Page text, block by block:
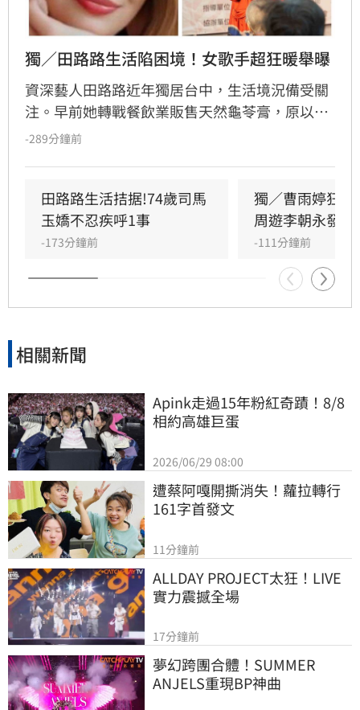
獨／田路路生活陷困境！女歌手超狂暖舉曝
資深藝人田路路近年獨居台中，生活境況備受關
注。早前她轉戰餐飲業販售天然龜苓膏，原以為
事業漸入佳境，卻因身體狀況欠佳及腳傷復發，
優先處理私人事務並調養身體。長期相挺的歌手
乾妹奕君也證實此消息。
-289分鐘前
田路路生活拮据!74歲司馬
玉嬌不忍疾呼1事
-173分鐘前
獨／曹雨婷狂
周遊李朝永發聲
-111分鐘前
相關新聞
Apink走過15年粉紅奇蹟！8/8
相約高雄巨蛋
2026/06/29 08:00
遭蔡阿嘎開撕消失！蘿拉轉行
161字首發文
11分鐘前
ALLDAY PROJECT太狂！LIVE
實力震撼全場
17分鐘前
夢幻跨團合體！SUMMER
ANJELS重現BP神曲